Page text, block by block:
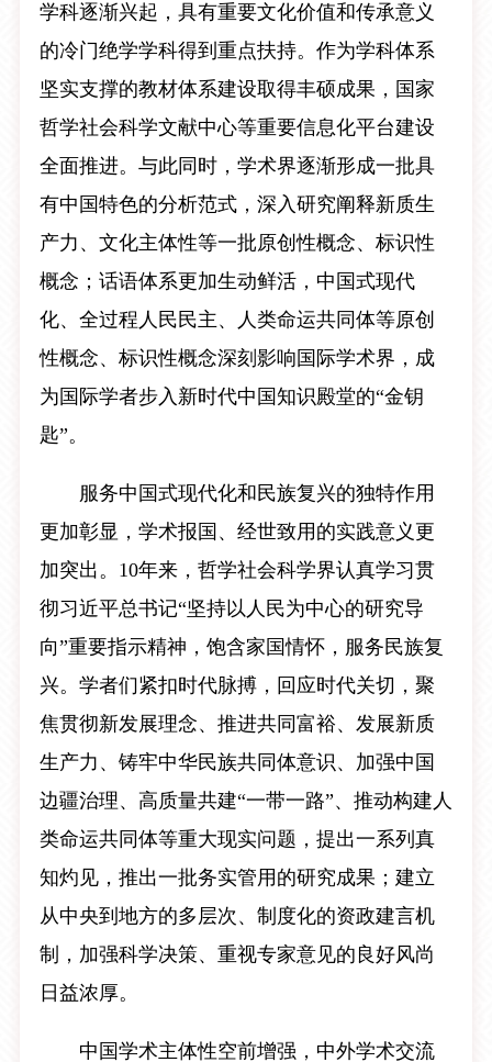
学科逐渐兴起，具有重要文化价值和传承意义
的冷门绝学学科得到重点扶持。作为学科体系
坚实支撑的教材体系建设取得丰硕成果，国家
哲学社会科学文献中心等重要信息化平台建设
全面推进。与此同时，学术界逐渐形成一批具
有中国特色的分析范式，深入研究阐释新质生
产力、文化主体性等一批原创性概念、标识性
概念；话语体系更加生动鲜活，中国式现代
化、全过程人民民主、人类命运共同体等原创
性概念、标识性概念深刻影响国际学术界，成
为国际学者步入新时代中国知识殿堂的“金钥
匙”。
服务中国式现代化和民族复兴的独特作用
更加彰显，学术报国、经世致用的实践意义更
加突出。10年来，哲学社会科学界认真学习贯
彻习近平总书记“坚持以人民为中心的研究导
向”重要指示精神，饱含家国情怀，服务民族复
兴。学者们紧扣时代脉搏，回应时代关切，聚
焦贯彻新发展理念、推进共同富裕、发展新质
生产力、铸牢中华民族共同体意识、加强中国
边疆治理、高质量共建“一带一路”、推动构建人
类命运共同体等重大现实问题，提出一系列真
知灼见，推出一批务实管用的研究成果；建立
从中央到地方的多层次、制度化的资政建言机
制，加强科学决策、重视专家意见的良好风尚
日益浓厚。
中国学术主体性空前增强，中外学术交流